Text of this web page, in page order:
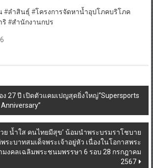
ลำสินธุ์ #โครงการจัดหาน้ำอุปโภคบริโภค
ริ #สำนักงานกปร
ง 27 ปี เปิดตัวแคมเปญสุดยิ่งใหญ่“Supersports
วย น้ำใส คนไทยมีสุข’ น้อมนำพระบรมราโชบาย
ระบาทสมเด็จพระเจ้าอยู่หัว เนื่องในโอกาสพระ
งคลเฉลิมพระชนมพรรษา 6 รอบ 28 กรกฎาคม
2567